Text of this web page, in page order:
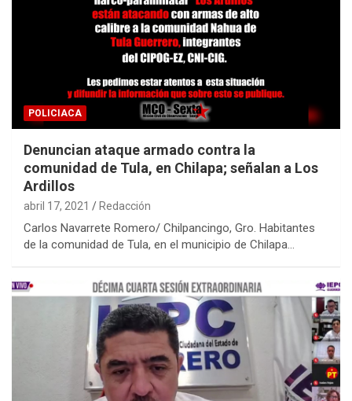
POLICIACA
Denuncian ataque armado contra la
comunidad de Tula, en Chilapa; señalan a Los
Ardillos
abril 17, 2021 Redacción
Carlos Navarrete Romero/ Chilpancingo, Gro. Habitantes
de la comunidad de Tula, en el municipio de Chilapa…